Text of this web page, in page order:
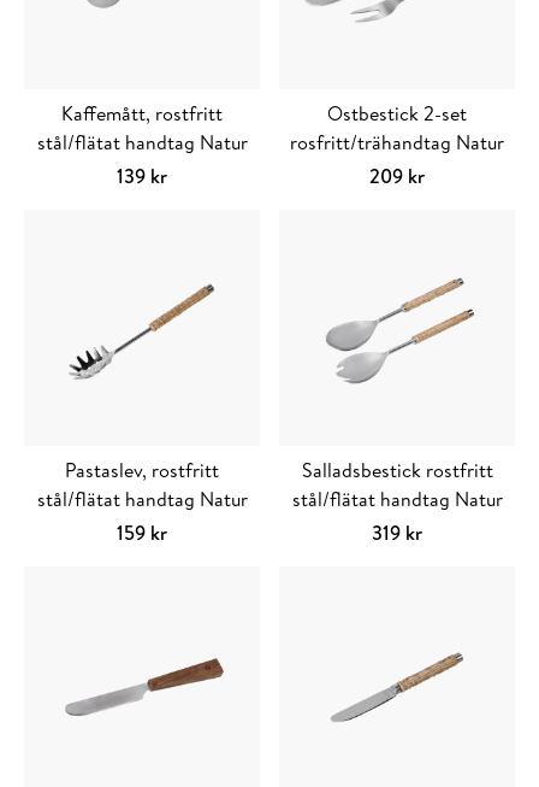
Kaffemått, rostfritt
stål/flätat handtag Natur
139 kr
Ostbestick 2-set
rosfritt/trähandtag Natur
209 kr
Pastaslev, rostfritt
stål/flätat handtag Natur
159 kr
Salladsbestick rostfritt
stål/flätat handtag Natur
319 kr